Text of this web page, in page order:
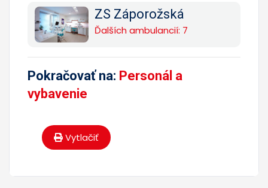
ZS Záporožská
Ďalších ambulancií: 7
Pokračovať na: Personál a
vybavenie
Vytlačiť